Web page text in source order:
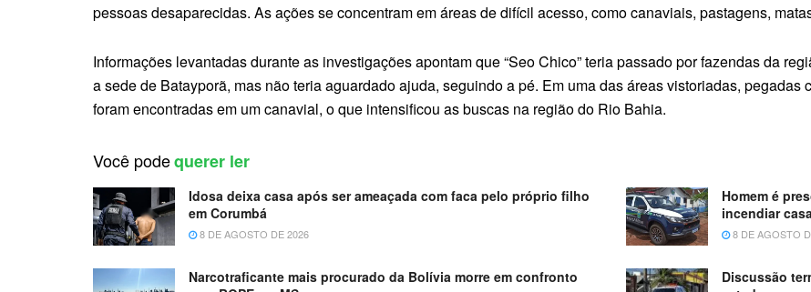
pessoas desaparecidas. As ações se concentram em áreas de difícil acesso, como canaviais, pastagens,
Informações levantadas durante as investigações apontam que “Seo Chico” teria passado por fazendas da
a sede de Batayporã, mas não teria aguardado ajuda, seguindo a pé. Em uma das áreas vistoriadas,
foram encontradas em um canavial, o que intensificou as buscas na região do Rio Bahia.
Você podequerer ler
Idosa deixa casa após ser ameaçada com faca pelo próprio filho
em Corumbá
8 DE AGOSTO DE 2026
Homem é
incendiar casa
8 DE AGOSTO
Narcotraficante mais procurado da Bolívia morre em confronto
Discussão